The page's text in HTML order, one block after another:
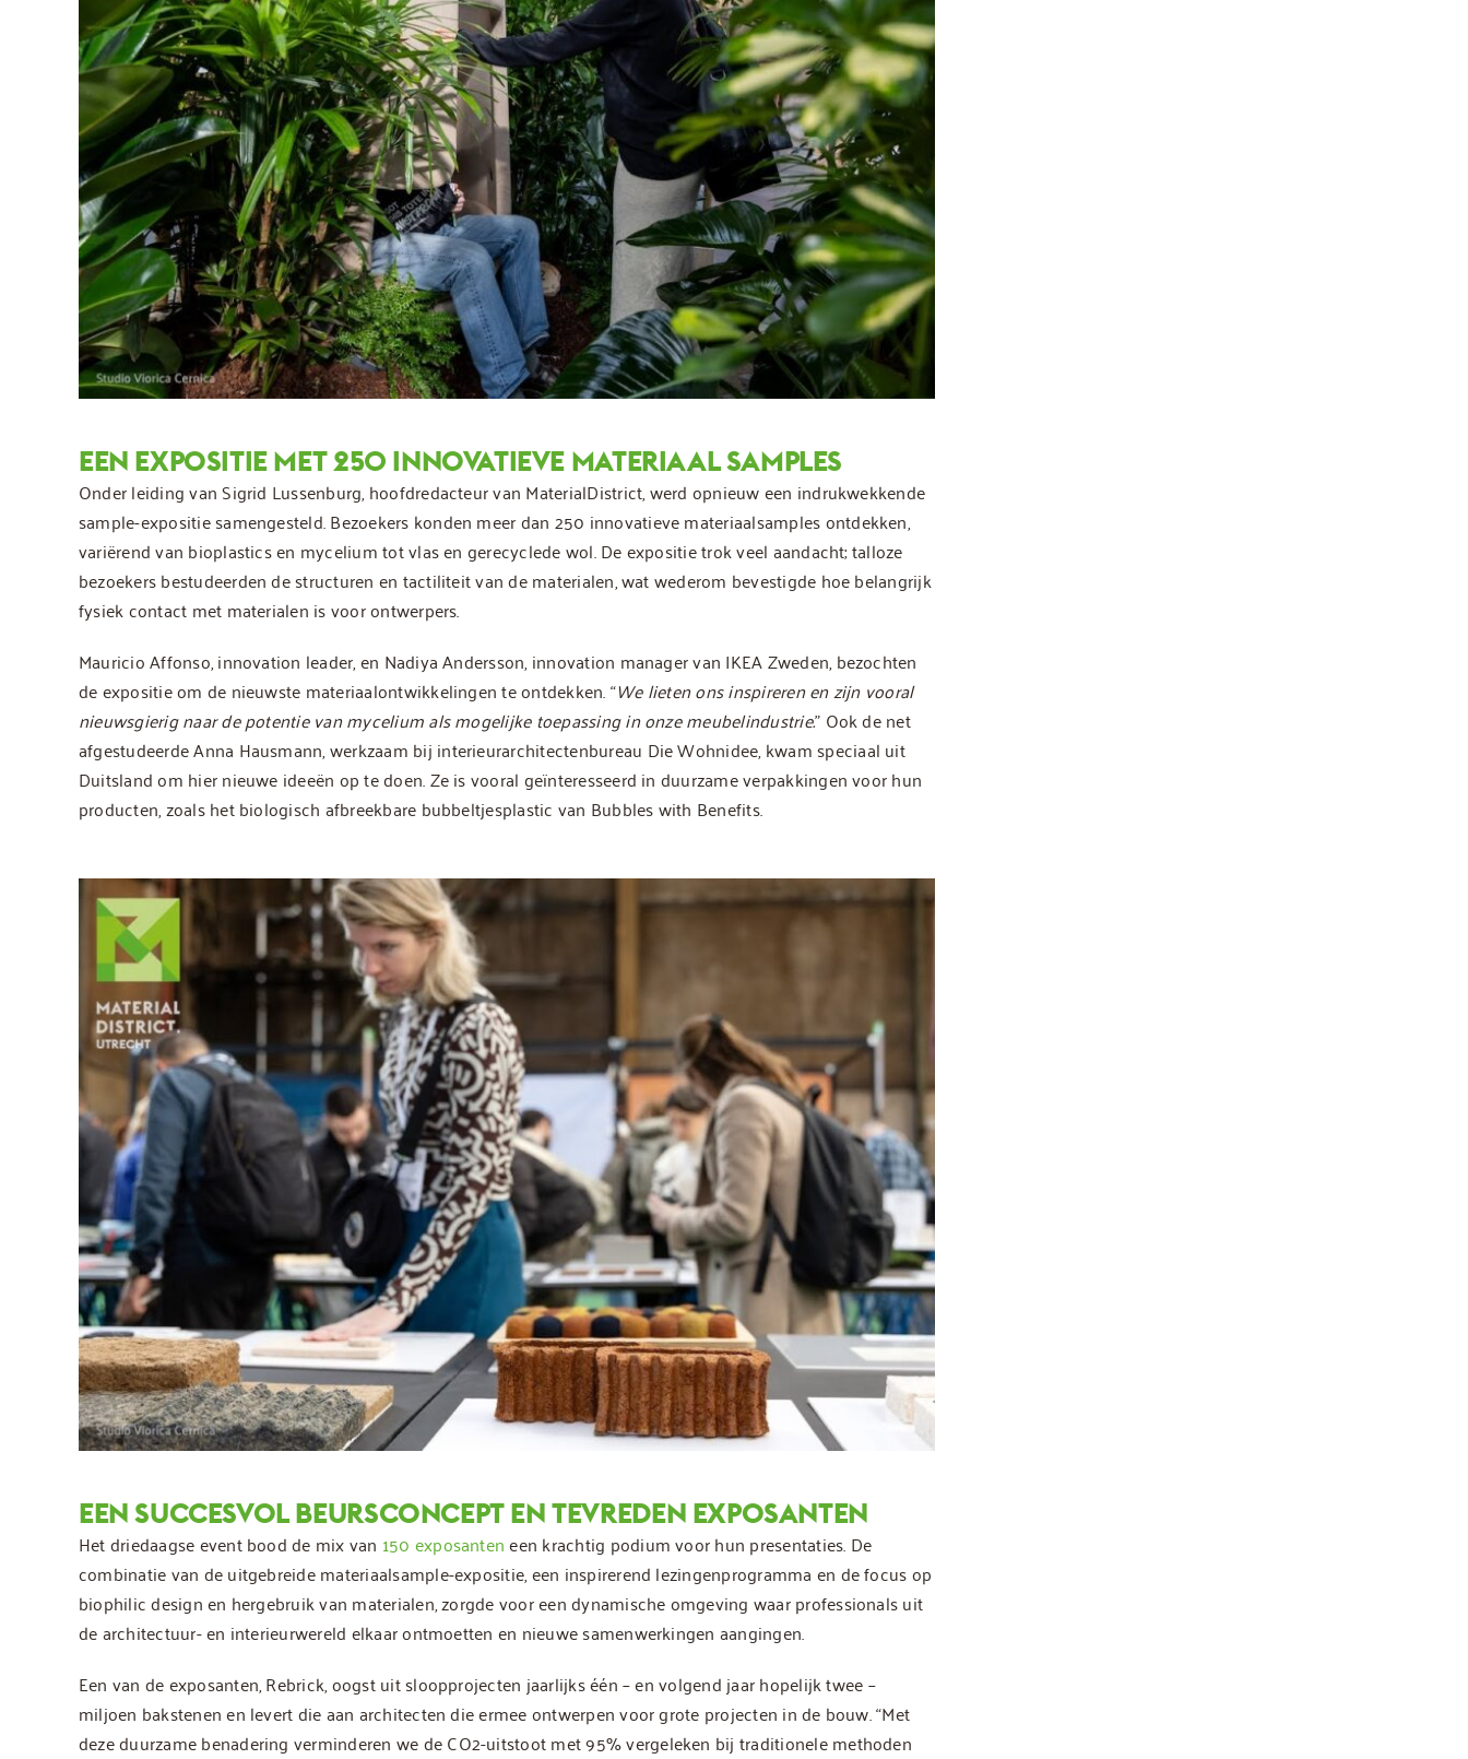
EEN EXPOSITIE MET 250 INNOVATIEVE MATERIAAL SAMPLES
Onder leiding van Sigrid Lussenburg, hoofdredacteur van MaterialDistrict, werd opnieuw een indrukwekkende
sample-expositie samengesteld. Bezoekers konden meer dan 250 innovatieve materiaalsamples ontdekken,
variërend van bioplastics en mycelium tot vlas en gerecyclede wol. De expositie trok veel aandacht; talloze
bezoekers bestudeerden de structuren en tactiliteit van de materialen, wat wederom bevestigde hoe belangrijk
fysiek contact met materialen is voor ontwerpers.
Mauricio Affonso, innovation leader, en Nadiya Andersson, innovation manager van IKEA Zweden, bezochten
de expositie om de nieuwste materiaalontwikkelingen te ontdekken. “We lieten ons inspireren en zijn vooral
nieuwsgierig naar de potentie van mycelium als mogelijke toepassing in onze meubelindustrie.” Ook de net
afgestudeerde Anna Hausmann, werkzaam bij interieurarchitectenbureau Die Wohnidee, kwam speciaal uit
Duitsland om hier nieuwe ideeën op te doen. Ze is vooral geïnteresseerd in duurzame verpakkingen voor hun
producten, zoals het biologisch afbreekbare bubbeltjesplastic van Bubbles with Benefits.
EEN SUCCESVOL BEURSCONCEPT EN TEVREDEN EXPOSANTEN
Het driedaagse event bood de mix van 150 exposanteneen krachtig podium voor hun presentaties. De
combinatie van de uitgebreide materiaalsample-expositie, een inspirerend lezingenprogramma en de focus op
biophilic design en hergebruik van materialen, zorgde voor een dynamische omgeving waar professionals uit
de architectuur- en interieurwereld elkaar ontmoetten en nieuwe samenwerkingen aangingen.
Een van de exposanten, Rebrick, oogst uit sloopprojecten jaarlijks één – en volgend jaar hopelijk twee –
miljoen bakstenen en levert die aan architecten die ermee ontwerpen voor grote projecten in de bouw. “Met
deze duurzame benadering verminderen we de CO2-uitstoot met 95% vergeleken bij traditionele methoden